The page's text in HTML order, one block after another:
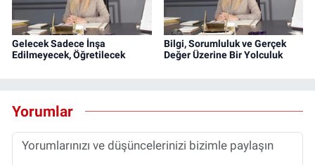
Gelecek Sadece İnşa
Edilmeyecek, Öğretilecek
Bilgi, Sorumluluk ve Gerçek
Değer Üzerine Bir Yolculuk
Yorumlar